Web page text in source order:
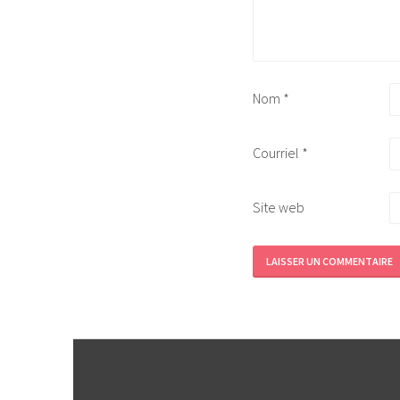
Nom *
Courriel *
Site web